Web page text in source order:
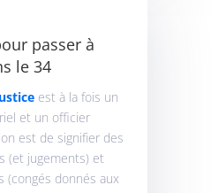
passer à
le 34
est à la fois un
et un officier
est de signifier des
(et jugements) et
(congés donnés aux